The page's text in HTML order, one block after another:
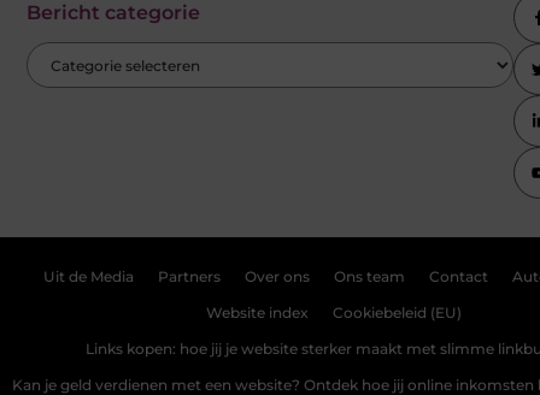
Bericht categorie
Uit de Media Partners Over ons Ons team Contact
Website index Cookiebeleid (EU)
Links kopen: hoe jij je website sterker maakt met slimme
Kan je geld verdienen met een website? Ontdek hoe jij online